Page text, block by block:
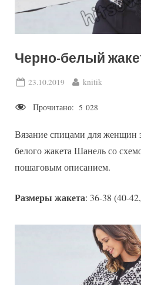
Черно-белый
Posted
23.10.2019 By
knitik
Прочитано: 5 028
Вязание спицами для женщин
белого жакета Шанель со
пошаговым описанием.
Размеры жакета: 36-38 (40-